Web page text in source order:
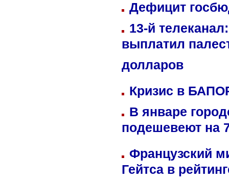
Дефицит
13-й
выплатил
долларов
Кризис в
В январе
подешевеют на
Французский
Гейтса в